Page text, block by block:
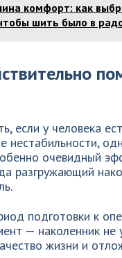
комфорт: как
шить было в
если у человека
очевидный
разгружающий
подготовки к
— наколенник не
жизни и